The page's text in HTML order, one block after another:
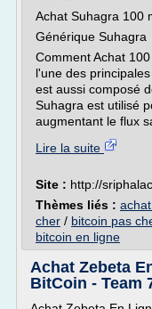
Achat Suhagra 100
Générique Suhagra
Comment Achat
l'une des
est aussi composé
Suhagra est utilisé
augmentant le flux
Lire la suite
Site : http://
Thèmes liés :
cher / bitcoin pas
bitcoin en ligne
Achat Zebeta
BitCoin - Team